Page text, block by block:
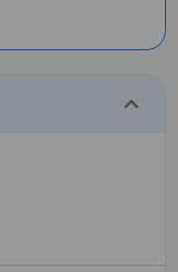
keyboard_arrow_down